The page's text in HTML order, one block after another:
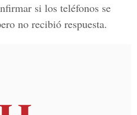
si los teléfonos se
no recibió respuesta.